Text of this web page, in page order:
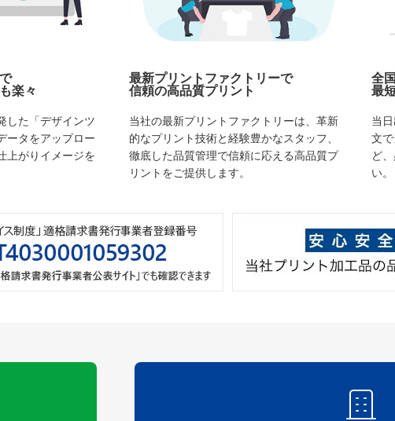
楽々
した「デザインツ
ータをアップロー
上がりイメージを
最新プリントファクトリーで
信頼の高品質プリント
当社の最新プリントファクトリーは、革新
的なプリント技術と経験豊かなスタッフ、
徹底した品質管理で信頼に応える高品質プ
リントをご提供します。
全
最
当
文
ど
い。